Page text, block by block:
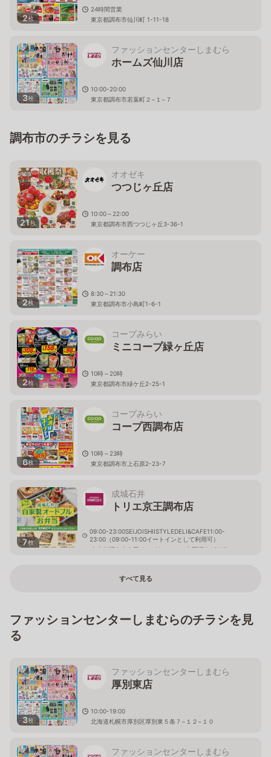
2枚
24時間営業
東京都調布市仙川町 1-11-18
3枚
ファッションセンターしまむら
ホームズ仙川店
10:00-20:00
東京都調布市若葉町２−１−７
調布市のチラシを見る
21枚
オオゼキ
つつじヶ丘店
10:00～22:00
東京都調布市西つつじヶ丘3-36-1
2枚
オーケー
調布店
8:30～21:30
東京都調布市小島町1-6-1
2枚
コープみらい
ミニコープ緑ヶ丘店
10時～20時
東京都調布市緑ケ丘2-25-1
6枚
コープみらい
コープ西調布店
10時～23時
東京都調布市上石原2-23-7
7枚
成城石井
トリエ京王調布店
09:00-23:00SEIJOISHIISTYLEDELI&CAFE11:00-
23:00（09:00-11:00イートインとして利用可）
東京都調布市布田 4-4-22 トリエ京王調布A館1F
すべて見る
ファッションセンターしまむらのチラシを見
る
3枚
ファッションセンターしまむら
厚別東店
10:00-19:00
北海道札幌市厚別区厚別東５条７−１２−１０
ファッションセンターしまむら